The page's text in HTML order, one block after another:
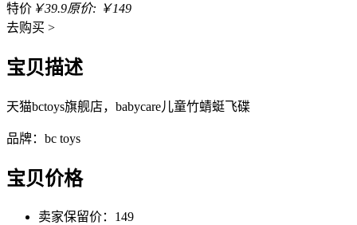
特价 ￥39.9原价: ￥149
去购买 >
宝贝描述
天猫bctoys旗舰店，babycare儿童竹蜻蜓飞碟
品牌：bc toys
宝贝价格
卖家保留价：149